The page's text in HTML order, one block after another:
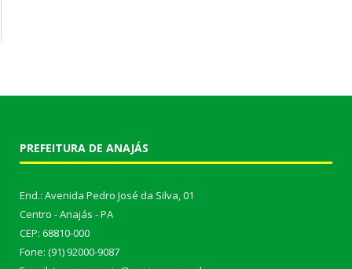
PREFEITURA DE ANAJÁS
End.: Avenida Pedro José da Silva, 01
Centro - Anajás - PA
CEP: 68810-000
Fone: (91) 92000-9087